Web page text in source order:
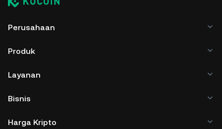
Perusahaan
Produk
Layanan
Bisnis
Harga Kripto